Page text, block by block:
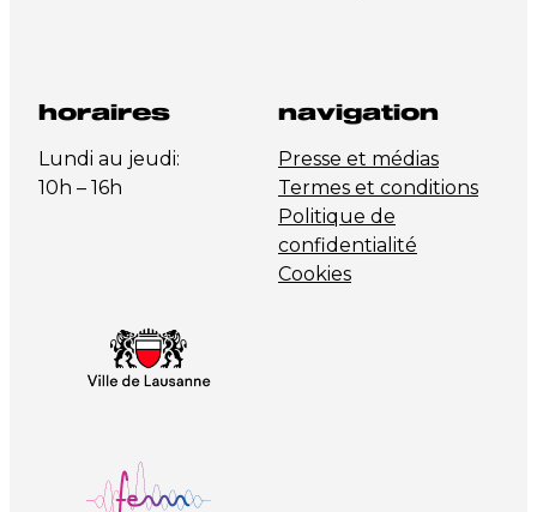
horaires
Lundi au jeudi:
10h – 16h
navigation
Presse et médias
Termes et conditions
Politique de
confidentialité
Cookies